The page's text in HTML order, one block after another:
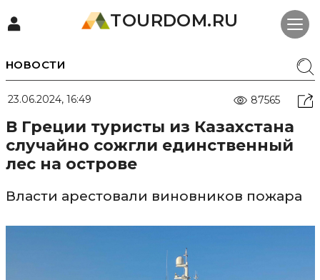
TOURDOM.RU
НОВОСТИ
23.06.2024, 16:49 87565
В Греции туристы из Казахстана
случайно сожгли единственный
лес на острове
Власти арестовали виновников пожара